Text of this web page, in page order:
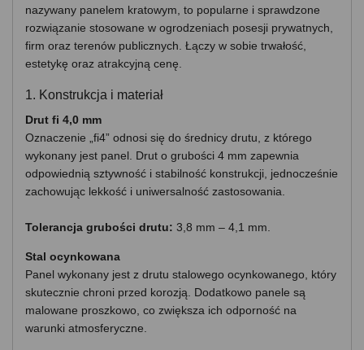
nazywany panelem kratowym, to popularne i sprawdzone
rozwiązanie stosowane w ogrodzeniach posesji prywatnych,
firm oraz terenów publicznych. Łączy w sobie trwałość,
estetykę oraz atrakcyjną cenę.
1. Konstrukcja i materiał
Drut fi 4,0 mm
Oznaczenie „fi4” odnosi się do średnicy drutu, z którego
wykonany jest panel. Drut o grubości 4 mm zapewnia
odpowiednią sztywność i stabilność konstrukcji, jednocześnie
zachowując lekkość i uniwersalność zastosowania.
Tolerancja grubości drutu: 3,8 mm – 4,1 mm.
Stal ocynkowana
Panel wykonany jest z drutu stalowego ocynkowanego, który
skutecznie chroni przed korozją. Dodatkowo panele są
malowane proszkowo, co zwiększa ich odporność na
warunki atmosferyczne.